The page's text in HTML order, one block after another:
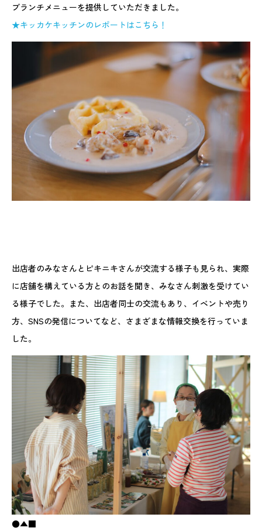
ブランチメニューを提供していただきました。
★キッカケキッチンのレポートはこちら！
出店者のみなさんとピキニキさんが交流する様子も見られ、実際
に店舗を構えている方とのお話を聞き、みなさん刺激を受けてい
る様子でした。また、出店者同士の交流もあり、イベントや売り
方、SNSの発信についてなど、さまざまな情報交換を行っていま
した。
●▲■